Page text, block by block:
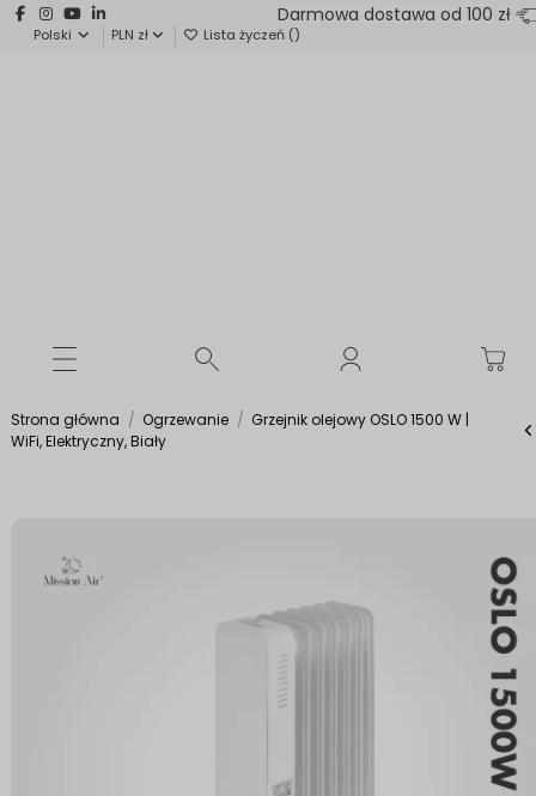
Darmowa dostawa od 100 zł
Polski PLN zł Lista życzeń ()
Strona główna Ogrzewanie
Grzejnik olejowy OSLO 1500 W |
WiFi, Elektryczny, Biały